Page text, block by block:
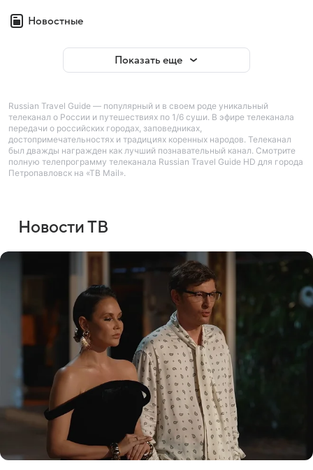
Новостные
Показать еще
Russian Travel Guide — популярный и в своем роде уникальный
телеканал о России и путешествиях по 1/6 суши. В эфире телеканала
передачи о российских городах, заповедниках,
достопримечательностях и традициях коренных народов. Телеканал
был дважды награжден как лучший познавательный канал. Смотрите
полную телепрограмму телеканала Russian Travel Guide HD для города
Петропавловск на «ТВ Mail».
Новости ТВ